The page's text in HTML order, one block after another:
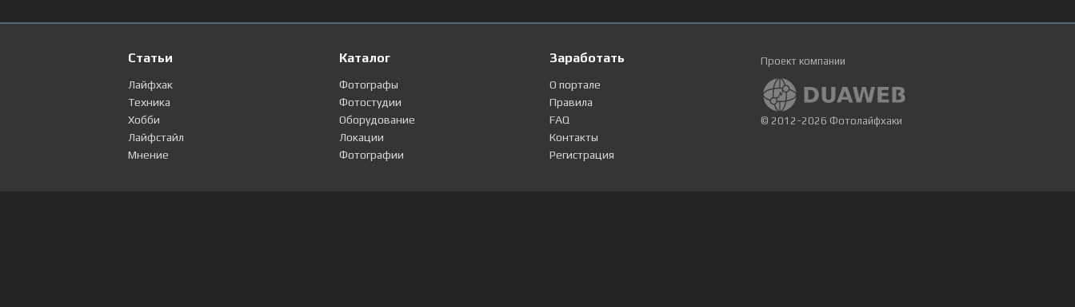
Статьи
Лайфхак
Техника
Хобби
Лайфстайл
Мнение
Каталог
Фотографы
Фотостудии
Оборудование
Локации
Фотографии
Заработать
О портале
Правила
FAQ
Контакты
Регистрация
Проект компании
© 2012-2026 Фотолайфхаки